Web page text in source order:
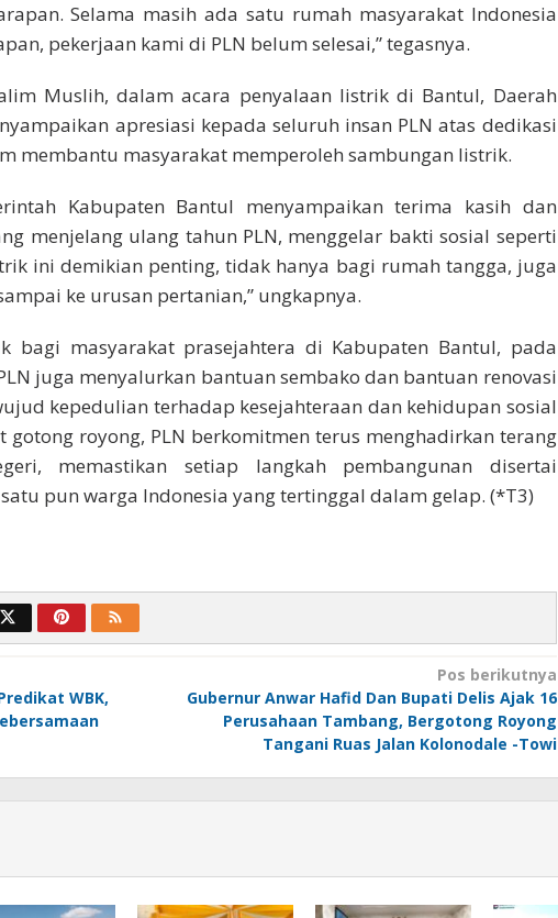
Selama masih ada satu rumah masyarakat Indonesia
pekerjaan kami di PLN belum selesai,” tegasnya.
Muslih, dalam acara penyalaan listrik di Bantul, Daerah
apresiasi kepada seluruh insan PLN atas dedikasi
membantu masyarakat memperoleh sambungan listrik.
Kabupaten Bantul menyampaikan terima kasih dan
menjelang ulang tahun PLN, menggelar bakti sosial seperti
ini demikian penting, tidak hanya bagi rumah tangga, juga
ke urusan pertanian,” ungkapnya.
bagi masyarakat prasejahtera di Kabupaten Bantul, pada
juga menyalurkan bantuan sembako dan bantuan renovasi
kepedulian terhadap kesejahteraan dan kehidupan sosial
gotong royong, PLN berkomitmen terus menghadirkan terang
memastikan setiap langkah pembangunan disertai
pun warga Indonesia yang tertinggal dalam gelap. (*T3)
WBK,
Pos berikutnya
Gubernur Anwar Hafid Dan Bupati Delis Ajak 16
Perusahaan Tambang, Bergotong Royong
Tangani Ruas Jalan Kolonodale -Towi